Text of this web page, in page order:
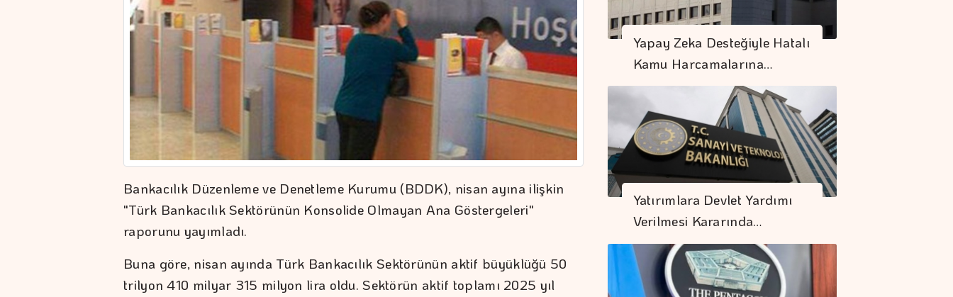
Bankacılık Düzenleme ve Denetleme Kurumu (BDDK), nisan ayına ilişkin
"Türk Bankacılık Sektörünün Konsolide Olmayan Ana Göstergeleri"
raporunu yayımladı.
Buna göre, nisan ayında Türk Bankacılık Sektörünün aktif büyüklüğü 50
trilyon 410 milyar 315 milyon lira oldu. Sektörün aktif toplamı 2025 yıl
Yapay Zeka Desteğiyle Hatalı
Kamu Harcamalarına…
Yatırımlara Devlet Yardımı
Verilmesi Kararında…
Sigorta Sektörünün
Aktif Büyüklüğü 4
Trilyon TL'ye
Dron Saldırısına
Uğrayan
"NADEZHDA" İsimli